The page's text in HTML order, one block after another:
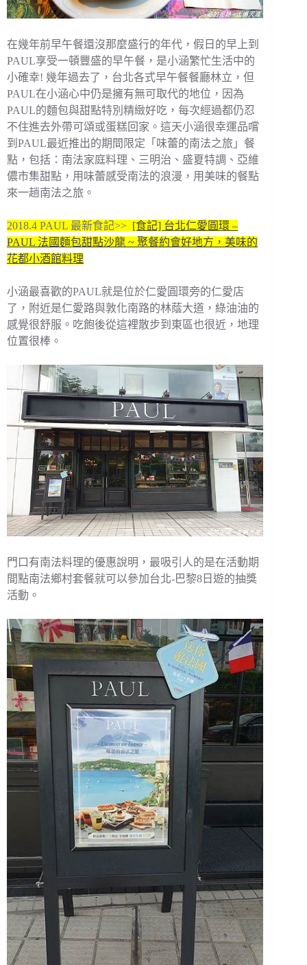
在幾年前早午餐還沒那麼盛行的年代，假日的早上到
PAUL享受一頓豐盛的早午餐，是小涵繁忙生活中的
小確幸! 幾年過去了，台北各式早午餐餐廳林立，但
PAUL在小涵心中仍是擁有無可取代的地位，因為
PAUL的麵包與甜點特別精緻好吃，每次經過都仍忍
不住進去外帶可頌或蛋糕回家。這天小涵很幸運品嚐
到PAUL最近推出的期間限定「味蕾的南法之旅」餐
點，包括：南法家庭料理、三明治、盛夏特調、亞維
儂市集甜點，用味蕾感受南法的浪漫，用美味的餐點
來一趟南法之旅。
2018.4 PAUL 最新食記>> [食記] 台北仁愛圓環 –
PAUL 法國麵包甜點沙龍 ~ 聚餐約會好地方，美味的
花都小酒館料理
小涵最喜歡的PAUL就是位於仁愛圓環旁的仁愛店
了，附近是仁愛路與敦化南路的林蔭大道，綠油油的
感覺很舒服。吃飽後從這裡散步到東區也很近，地理
位置很棒。
門口有南法料理的優惠說明，最吸引人的是在活動期
間點南法鄉村套餐就可以參加台北-巴黎8日遊的抽獎
活動。